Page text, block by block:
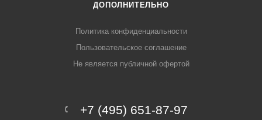
ДОПОЛНИТЕЛЬНО
Политика конфиденциальности
Пользовательское соглашение
Не является публичной офертой
+7 (495) 651-87-97